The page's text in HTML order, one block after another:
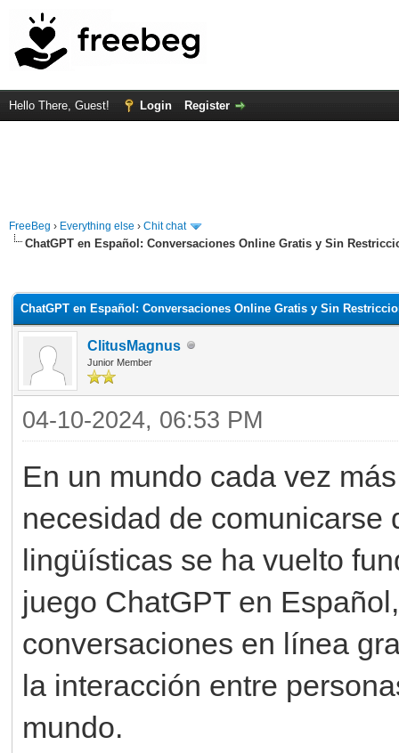
Hello There, Guest! Login Register
FreeBeg › Everything else › Chit chat
ChatGPT en Español: Conversaciones Online Gratis y Sin
ChatGPT en Español: Conversaciones Online Gratis y Sin
ClitusMagnus
Junior Member
04-10-2024, 06:53 PM
En un mundo cada vez
necesidad de comunicarse
lingüísticas se ha vuelto
juego ChatGPT en
conversaciones en línea
la interacción entre
mundo.